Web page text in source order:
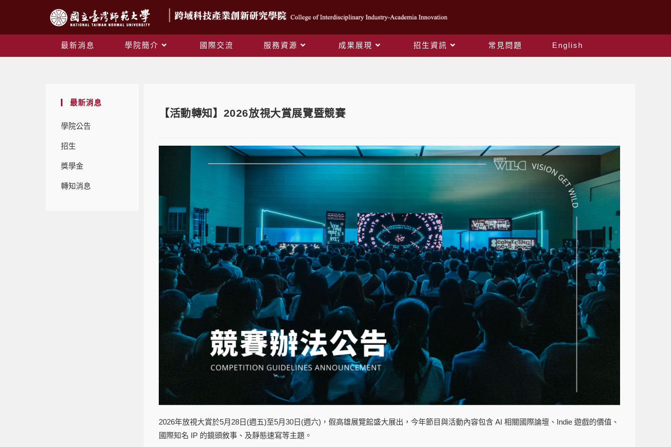
最新消息 學院簡介 國際交流 服務資源 成果展現 招生資訊 常見問題 English
最新消息
學院公告
招生
獎學金
轉知消息
【活動轉知】2026放視大賞展覽暨競賽
2026年放視大賞於5月28日(週五)至5月30日(週六)，假高雄展覽館盛大展出，今年節目與活動內容包含 AI 相關國際論壇、Indie 遊戲的價值、
國際知名 IP 的鏡頭敘事、及靜態速寫等主題。